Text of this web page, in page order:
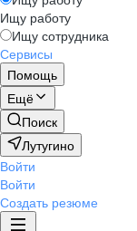
Ищу работу
Ищу сотрудника
Сервисы
Помощь
Ещё
Поиск
Лутугино
Войти
Войти
Создать резюме